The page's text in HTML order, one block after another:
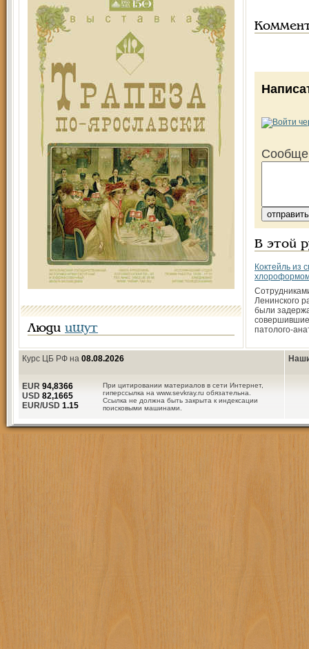
Люди ищут
В этой
Коктейль из
Ленинского
были
патолого-
Курс ЦБ РФ на 08.08.2026
При цитировании материалов в сети Интернет,
гиперссылка на www.sevkray.ru обязательна.
Ссылка не должна быть закрыта к индексации
поисковыми машинами.
EUR 94,8366
USD 82,1665
EUR/USD 1.15